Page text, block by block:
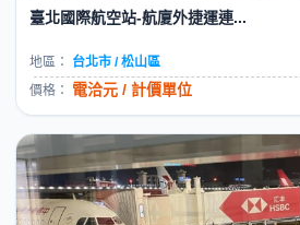
臺北國際航空站-航廈外捷運連...
地區：
台北市 / 松山區
價格： 電洽元 / 計價單位